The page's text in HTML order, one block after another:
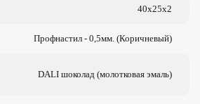
40х25х2
Профнастил - 0,5мм. (Коричневый)
DALI шоколад (молотковая эмаль)